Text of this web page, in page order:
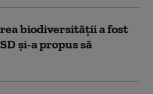
biodiversității a fost
și-a propus să